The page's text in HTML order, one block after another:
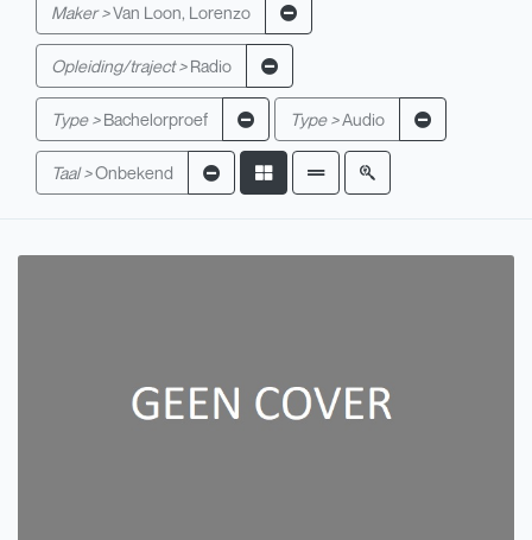
Maker >Van Loon, Lorenzo
Opleiding/traject > Radio
Type > Bachelorproef Type >Audio
Taal >Onbekend